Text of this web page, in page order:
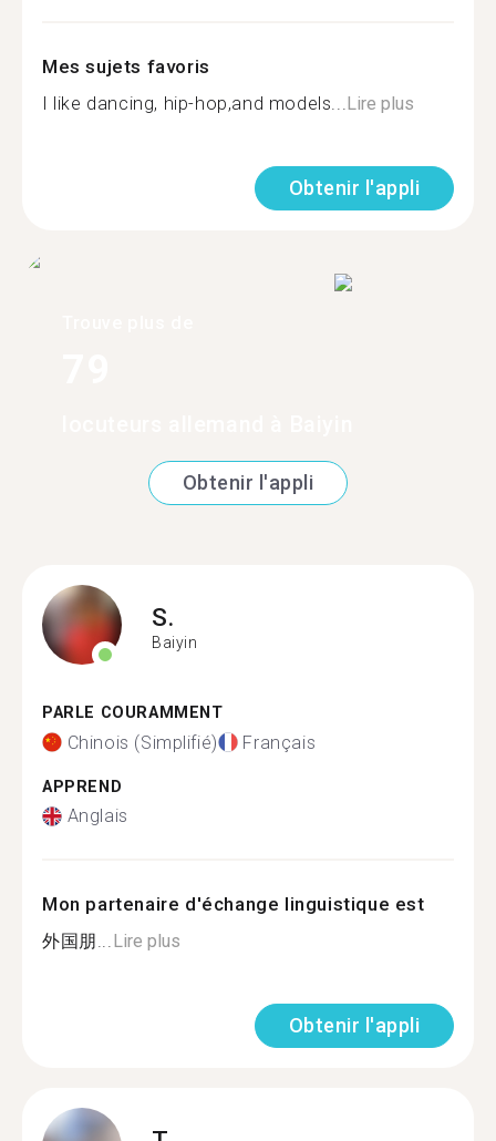
Mes sujets favoris
I like dancing, hip-hop,and models... Lire plus
Obtenir l'appli
Obtenir l'appli
S.
Baiyin
PARLE COURAMMENT
Chinois (Simplifié) Français
APPREND
Anglais
Mon partenaire d'échange linguistique est
外国朋...Lire plus
Obtenir l'appli